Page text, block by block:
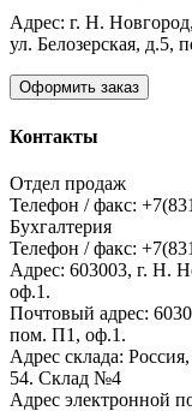
Адрес: г. Н. Новгород,
ул. Белозерская, д.5,
Оформить заказ
Контакты
Отдел продаж
Телефон / факс:
Бухгалтерия
Телефон / факс:
Адрес: 603003, г. Н.
оф.1.
Почтовый адрес:
пом. П1, оф.1.
Адрес склада:
54. Склад №4
Адрес электронной